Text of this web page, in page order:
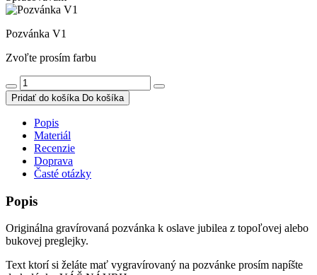
Pozvánka V1
Zvoľte prosím farbu
Pridať do košíka Do košíka
Popis
Materiál
Recenzie
Doprava
Časté otázky
Popis
Originálna gravírovaná pozvánka k oslave jubilea z topoľovej alebo
bukovej preglejky.
Text ktorí si želáte mať vygravírovaný na pozvánke prosím napíšte